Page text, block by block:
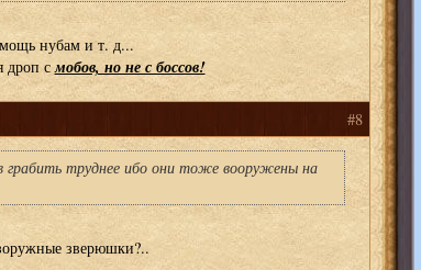
нубам и т. д...
дроп смобов, но не с боссов!
#8
грабить труднее ибо они тоже вооружены на
зверюшки?..